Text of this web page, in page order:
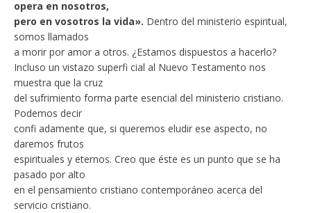
opera en nosotros,
pero en vosotros la vida». Dentro del ministerio espiritual,
somos llamados
a morir por amor a otros. ¿Estamos dispuestos a hacerlo?
Incluso un vistazo superfi cial al Nuevo Testamento nos
muestra que la cruz
del sufrimiento forma parte esencial del ministerio cristiano.
Podemos decir
confi adamente que, si queremos eludir ese aspecto, no
daremos frutos
espirituales y eternos. Creo que éste es un punto que se ha
pasado por alto
en el pensamiento cristiano contemporáneo acerca del
servicio cristiano.